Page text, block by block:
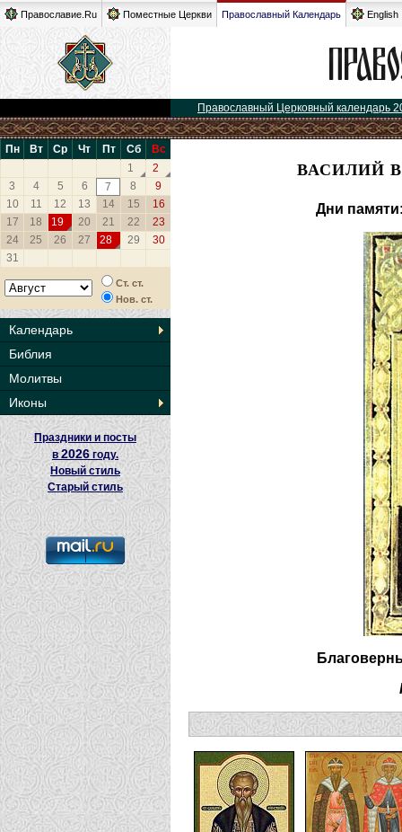
Православие.Ru Поместные Церкви Православный Календарь English
Православный Церковный календарь
Пн Вт Ср Чт Пт Сб
Вс
1
2
3
4 5 6 7 8
9
10
11 12 13 14 15
16
17
18 19 20 21 22
23
24
25 26 27 28 29
30
31
Ст. ст.
Нов. ст.
Календарь
Библия
Молитвы
Иконы
Праздники и посты
в2026 году.
Новый стиль
Старый стиль
ВАСИЛИЙ
Дни